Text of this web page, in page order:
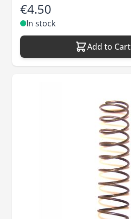
€4.50
In stock
Add to Cart